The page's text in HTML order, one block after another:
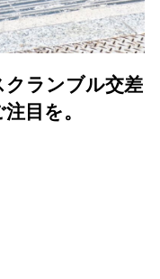
クランブル交差
目を。